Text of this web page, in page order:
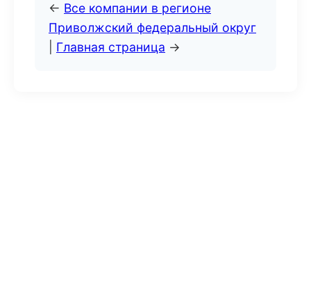
← Все компании в регионе
Приволжский федеральный округ
Главная страница →